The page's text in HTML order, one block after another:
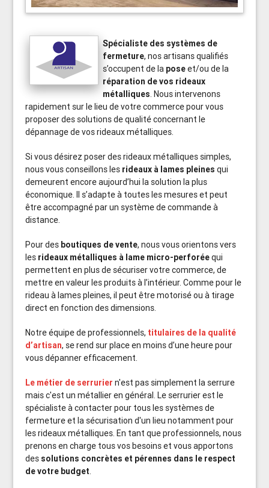
Spécialiste des systèmes de
fermeture, nos artisans qualifiés
s’occupent de la poseet/ou de la
réparation de vos rideaux
métalliques. Nous intervenons
rapidement sur le lieu de votre commerce pour vous
proposer des solutions de qualité concernant le
dépannage de vos rideaux métalliques.
Si vous désirez poser des rideaux métalliques simples,
nous vous conseillons les rideaux à lames pleines qui
demeurent encore aujourd’hui la solution la plus
économique. Il s’adapte à toutes les mesures et peut
être accompagné par un système de commande à
distance.
Pour des boutiques de vente, nous vous orientons vers
les rideaux métalliques à lame micro-perforéequi
permettent en plus de sécuriser votre commerce, de
mettre en valeur les produits à l’intérieur. Comme pour le
rideau à lames pleines, il peut être motorisé ou à tirage
direct en fonction des dimensions.
Notre équipe de professionnels, titulaires de la qualité
d’artisan, se rend sur place en moins d’une heure pour
vous dépanner efficacement.
Le métier de serrurier n'est pas simplement la serrure
mais c'est un métallier en général. Le serrurier est le
spécialiste à contacter pour tous les systèmes de
fermeture et la sécurisation d'un lieu notamment pour
les rideaux métalliques. En tant que professionnels, nous
prenons en charge tous vos besoins et vous apportons
des solutions concrètes et pérennes dans le respect
de votre budget.